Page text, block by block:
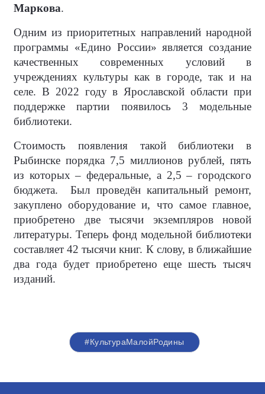
Маркова.
Одним из приоритетных направлений народной
программы «Едино России» является создание
качественных современных условий в
учреждениях культуры как в городе, так и на
селе. В 2022 году в Ярославской области при
поддержке партии появилось 3 модельные
библиотеки.
Стоимость появления такой библиотеки в
Рыбинске порядка 7,5 миллионов рублей, пять
из которых – федеральные, а 2,5 – городского
бюджета. Был проведён капитальный ремонт,
закуплено оборудование и, что самое главное,
приобретено две тысячи экземпляров новой
литературы. Теперь фонд модельной библиотеки
составляет 42 тысячи книг. К слову, в ближайшие
два года будет приобретено еще шесть тысяч
изданий.
#КультураМалойРодины